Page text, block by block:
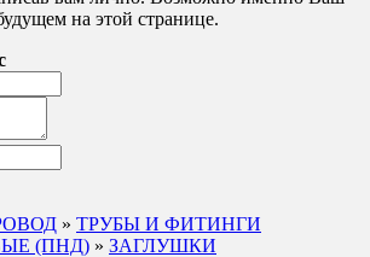
на этой странице.
» ТРУБЫ И ФИТИНГИ
(ПНД) » ЗАГЛУШКИ